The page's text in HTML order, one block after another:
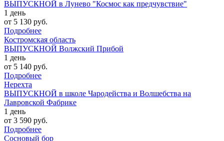
ВЫПУСКНОЙ в Лунево "Космос как предчувствие"
1 день
от 5 130 руб.
Подробнее
Костромская область
ВЫПУСКНОЙ Волжский Прибой
1 день
от 5 140 руб.
Подробнее
Нерехта
ВЫПУСКНОЙ в школе Чародейства и Волшебства на
Лавровской Фабрике
1 день
от 3 590 руб.
Подробнее
Сосновый бор